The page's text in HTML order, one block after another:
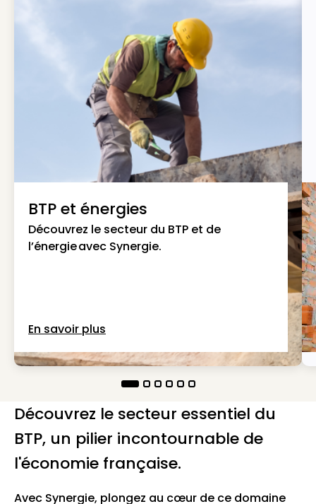
BTP et énergies
Découvrez le secteur du BTP et de
l’énergie avec Synergie.
En savoir plus
Découvrez le secteur essentiel du
BTP, un pilier incontournable de
l'économie française.
Avec Synergie, plongez au cœur de ce domaine